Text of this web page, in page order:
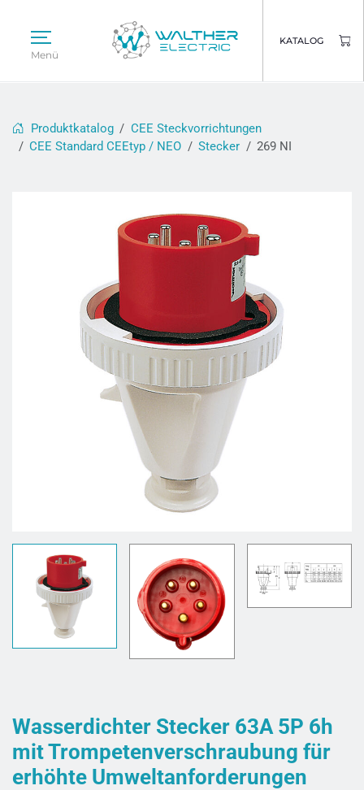
Menü
KATALOG
Produktkatalog
CEE Steckvorrichtungen
CEE Standard CEEtyp / NEO
Stecker 269 NI
Wasserdichter Stecker 63A 5P 6h
mit Trompetenverschraubung für
erhöhte Umweltanforderungen